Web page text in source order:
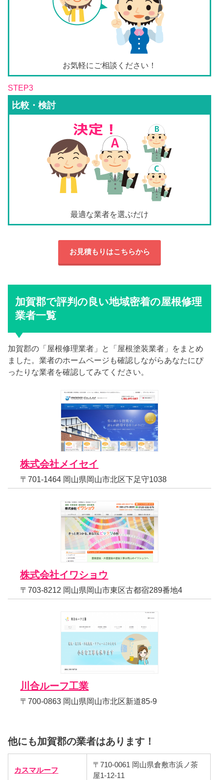
お気軽にご相談ください！
STEP3
比較・検討
最適な業者を選ぶだけ
お見積もりはこちらから
加賀郡で評判の良い地域密着の屋根修理
業者一覧
加賀郡の「屋根修理業者」と「屋根塗装業者」をまとめ
ました。業者のホームページも確認しながらあなたにぴ
ったりな業者を確認してみてください。
株式会社メイセイ
〒701-1464 岡山県岡山市北区下足守1038
株式会社イワショウ
〒703-8212 岡山県岡山市東区古都宿289番地4
川合ルーフ工業
〒700-0863 岡山県岡山市北区新道85-9
他にも加賀郡の業者はあります！
カスマルーフ
〒710-0061 岡山県倉敷市浜ノ茶
屋1-12-11